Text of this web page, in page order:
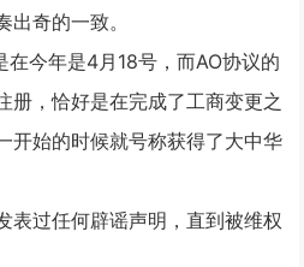
奇的一致。
今年是4月18号，而AO协议的
册，恰好是在完成了工商变更之
开始的时候就号称获得了大中华
表过任何辟谣声明，直到被维权